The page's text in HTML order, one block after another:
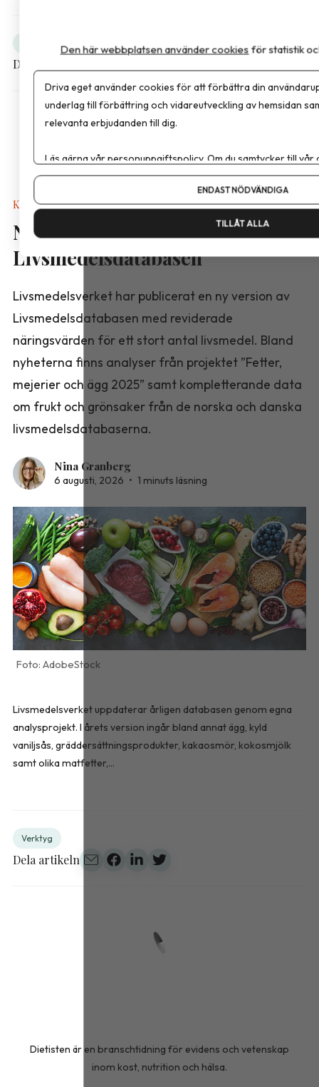
Dela artikeln
Kalkyler & Verktyg
Nya näringsvärden i
Livsmedelsdatabasen
Livsmedelsverket har publicerat en ny version av
Livsmedelsdatabasen med reviderade
näringsvärden för ett stort antal livsmedel. Bland
nyheterna finns analyser från projektet ”Fetter,
mejerier och ägg 2025” samt kompletterande data
om frukt och grönsaker från de norska och danska
livsmedelsdatabaserna.
Nina Granberg
6 augusti, 2026 • 1 minuts läsning
AdobeStock
Livsmedelsverket uppdaterar årligen databasen genom egna
analysprojekt. I årets version ingår bland annat ägg, kyld
vaniljsås, gräddersättningsprodukter, kakaosmör, kokosmjölk
samt olika matfetter,...
Verktyg
Dela artikeln
Dietisten är en branschtidning för evidens och vetenskap
inom kost, nutrition och hälsa.
Den här webbplatsen använder cookies för statistik
Driva eget använder cookies för att förbättra din
underlag till förbättring och vidareutveckling av hemsidan
relevanta erbjudanden till dig.
Läs gärna vårpersonuppgiftspolicy. Om du samtycker till vår
Om du vill ändra ditt val i efterhand hittar du den möjligheten
ENDAST NÖDVÄNDIGA
TILLÅT ALLA